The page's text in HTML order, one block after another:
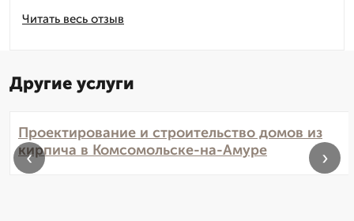
Читать весь отзыв
Другие услуги
Проектирование и строительство домов из
кирпича в Комсомольске-на-Амуре
‹ ›